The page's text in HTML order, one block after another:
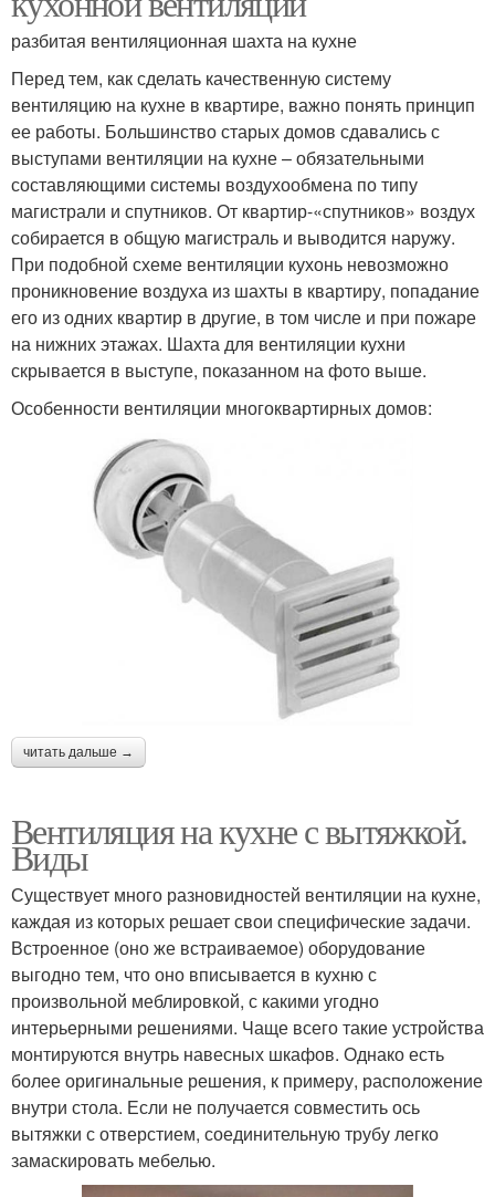
разбитая вентиляционная шахта на кухне
Перед тем, как сделать качественную систему
вентиляцию на кухне в квартире, важно понять принцип
ее работы. Большинство старых домов сдавались с
выступами вентиляции на кухне – обязательными
составляющими системы воздухообмена по типу
магистрали и спутников. От квартир-«спутников» воздух
собирается в общую магистраль и выводится наружу.
При подобной схеме вентиляции кухонь невозможно
проникновение воздуха из шахты в квартиру, попадание
его из одних квартир в другие, в том числе и при пожаре
на нижних этажах. Шахта для вентиляции кухни
скрывается в выступе, показанном на фото выше.
Особенности вентиляции многоквартирных домов:
читать дальше →
Вентиляция на кухне с вытяжкой.
Виды
Существует много разновидностей вентиляции на кухне,
каждая из которых решает свои специфические задачи.
Встроенное (оно же встраиваемое) оборудование
выгодно тем, что оно вписывается в кухню с
произвольной меблировкой, с какими угодно
интерьерными решениями. Чаще всего такие устройства
монтируются внутрь навесных шкафов. Однако есть
более оригинальные решения, к примеру, расположение
внутри стола. Если не получается совместить ось
вытяжки с отверстием, соединительную трубу легко
замаскировать мебелью.